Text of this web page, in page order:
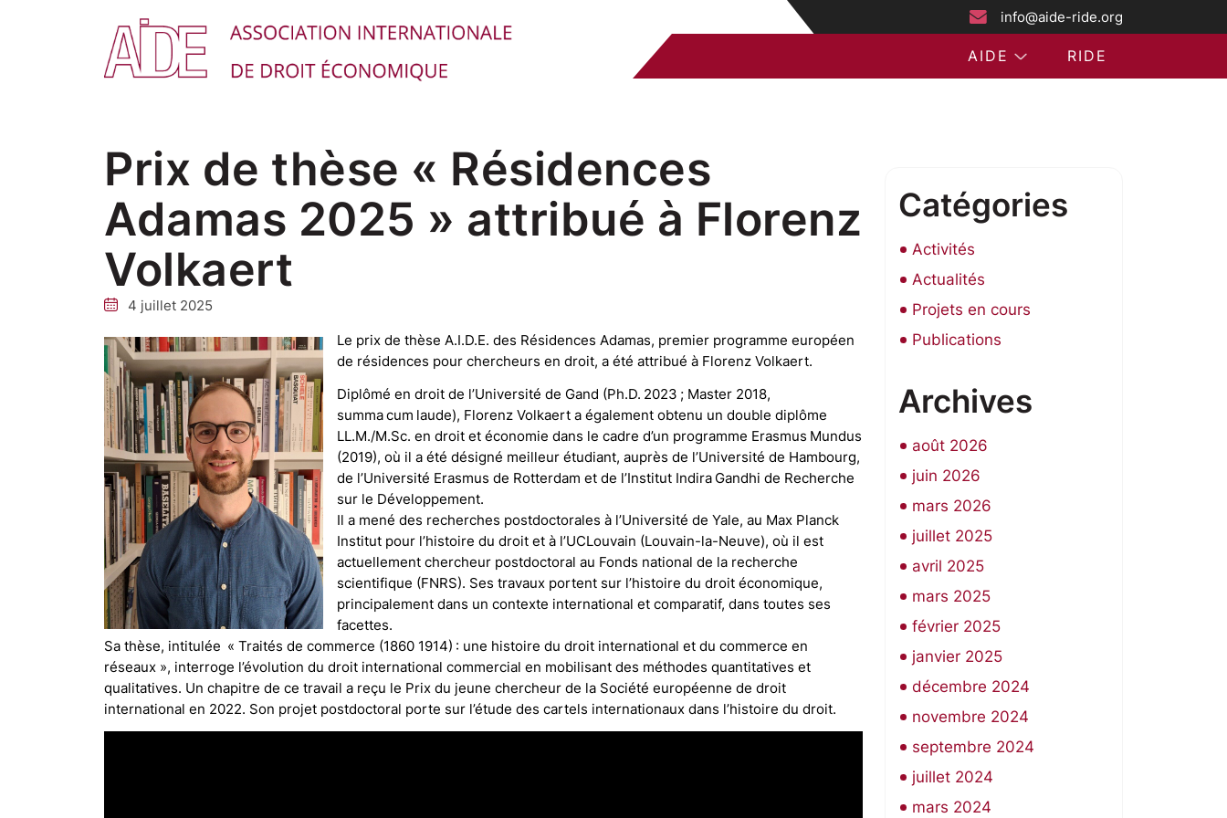
info@aide-ride.org
AIDE RIDE
Prix de thèse « Résidences
Adamas 2025 » attribué à Florenz
Volkaert
4 juillet 2025
Le prix de thèse A.I.D.E. des Résidences Adamas, premier programme européen
de résidences pour chercheurs en droit, a été attribué à Florenz Volkaert.
Diplômé en droit de l’Université de Gand (Ph.D. 2023 ; Master 2018,
summa cum laude), Florenz Volkaert a également obtenu un double diplôme
LL.M./M.Sc. en droit et économie dans le cadre d’un programme Erasmus Mundus
(2019), où il a été désigné meilleur étudiant, auprès de l’Université de Hambourg,
de l’Université Erasmus de Rotterdam et de l’Institut Indira Gandhi de Recherche
sur le Développement.
Il a mené des recherches postdoctorales à l’Université de Yale, au Max Planck
Institut pour l’histoire du droit et à l’UCLouvain (Louvain-la-Neuve), où il est
actuellement chercheur postdoctoral au Fonds national de la recherche
scientifique (FNRS). Ses travaux portent sur l’histoire du droit économique,
principalement dans un contexte international et comparatif, dans toutes ses
facettes.
Sa thèse, intitulée « Traités de commerce (1860 1914) : une histoire du droit international et du commerce en
réseaux », interroge l’évolution du droit international commercial en mobilisant des méthodes quantitatives et
qualitatives. Un chapitre de ce travail a reçu le Prix du jeune chercheur de la Société européenne de droit
international en 2022. Son projet postdoctoral porte sur l’étude des cartels internationaux dans l’histoire du droit.
Catégories
Activités
Actualités
Projets en cours
Publications
Archives
août 2026
juin 2026
mars 2026
juillet 2025
avril 2025
mars 2025
février 2025
janvier 2025
décembre 2024
novembre 2024
septembre 2024
juillet 2024
mars 2024